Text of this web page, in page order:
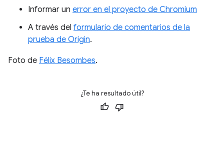
Informar un error en el proyecto de Chromium
A través del formulario de comentarios de la
prueba de Origin.
Foto de Félix Besombes.
¿Te ha resultado útil?